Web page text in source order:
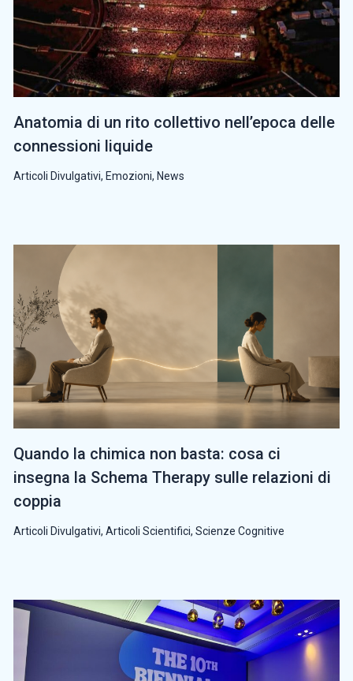
Anatomia di un rito collettivo nell’epoca delle
connessioni liquide
Articoli Divulgativi, Emozioni, News
Quando la chimica non basta: cosa ci
insegna la Schema Therapy sulle relazioni di
coppia
Articoli Divulgativi, Articoli Scientifici, Scienze Cognitive